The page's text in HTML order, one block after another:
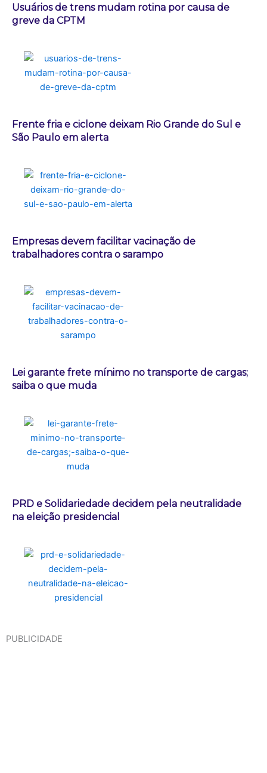
Usuários de trens mudam rotina por causa de
greve da CPTM
Frente fria e ciclone deixam Rio Grande do Sul e
São Paulo em alerta
Empresas devem facilitar vacinação de
trabalhadores contra o sarampo
Lei garante frete mínimo no transporte de cargas;
saiba o que muda
PRD e Solidariedade decidem pela neutralidade
na eleição presidencial
PUBLICIDADE